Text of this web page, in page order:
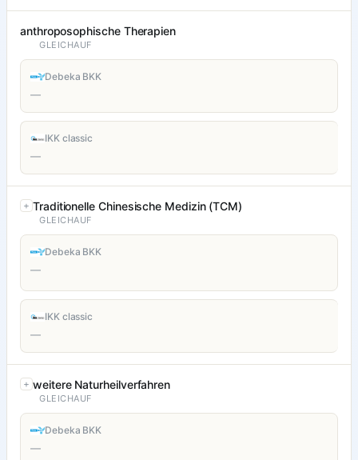
anthroposophische Therapien
GLEICHAUF
Debeka BKK
—
IKK classic
—
Traditionelle Chinesische Medizin (TCM)
GLEICHAUF
Debeka BKK
—
IKK classic
—
weitere Naturheilverfahren
GLEICHAUF
Debeka BKK
—